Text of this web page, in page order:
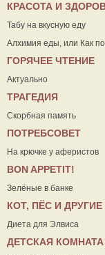
КРАСОТА И
Табу на вкусную еду
Алхимия еды, или Как
ГОРЯЧЕЕ ЧТЕНИЕ
Актуально
ТРАГЕДИЯ
Скорбная память
ПОТРЕБСОВЕТ
На крючке у аферистов
ВON APPETIT!
Зелёные в банке
КОТ, ПЁС И ДРУГИЕ
Диета для Элвиса
ДЕТСКАЯ КОМНАТА